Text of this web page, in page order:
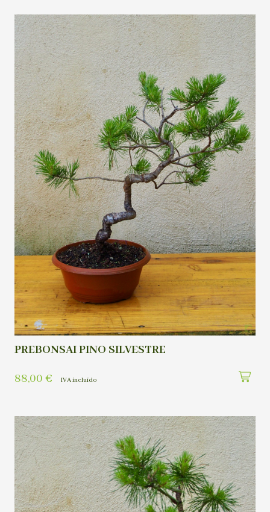
PREBONSAI PINO SILVESTRE
88,00 € IVA incluído